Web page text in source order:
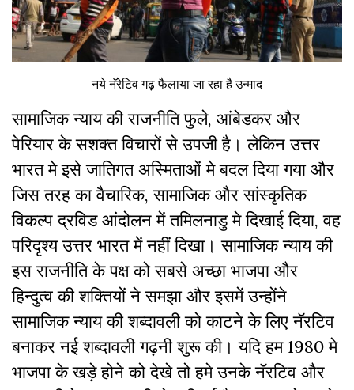
नये नॅरेटिव गढ़ फैलाया जा रहा है उन्माद
सामाजिक न्याय की राजनीति फुले, आंबेडकर और
पेरियार के सशक्त विचारों से उपजी है। लेकिन उत्तर
भारत मे इसे जातिगत अस्मिताओं मे बदल दिया गया और
जिस तरह का वैचारिक, सामाजिक और सांस्कृतिक
विकल्प द्रविड आंदोलन में तमिलनाडु मे दिखाई दिया, वह
परिदृश्य उत्तर भारत में नहीं दिखा। सामाजिक न्याय की
इस राजनीति के पक्ष को सबसे अच्छा भाजपा और
हिन्दुत्व की शक्तियों ने समझा और इसमें उन्होंने
सामाजिक न्याय की शब्दावली को काटने के लिए नॅरटिव
बनाकर नई शब्दावली गढ़नी शुरू की। यदि हम 1980 मे
भाजपा के खड़े होने को देखे तो हमे उनके नॅरटिव और